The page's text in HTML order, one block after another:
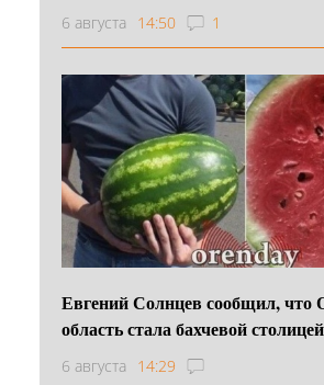
6 августа 14:50 1
Евгений Солнцев сообщил, что
область стала бахчевой
6 августа 14:29